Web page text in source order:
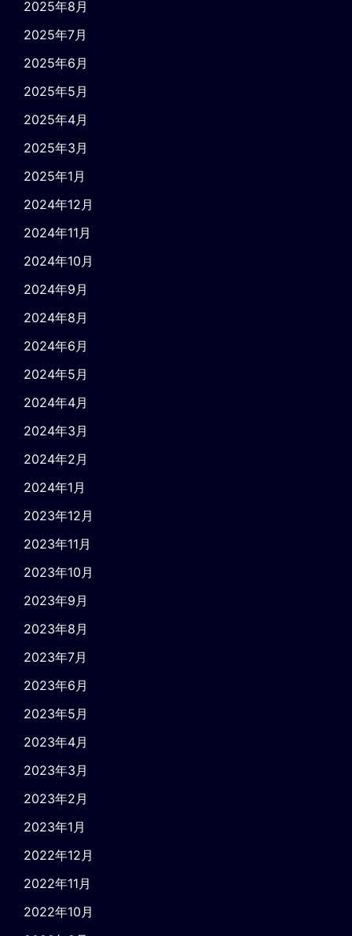
2025年8月
2025年7月
2025年6月
2025年5月
2025年4月
2025年3月
2025年1月
2024年12月
2024年11月
2024年10月
2024年9月
2024年8月
2024年6月
2024年5月
2024年4月
2024年3月
2024年2月
2024年1月
2023年12月
2023年11月
2023年10月
2023年9月
2023年8月
2023年7月
2023年6月
2023年5月
2023年4月
2023年3月
2023年2月
2023年1月
2022年12月
2022年11月
2022年10月